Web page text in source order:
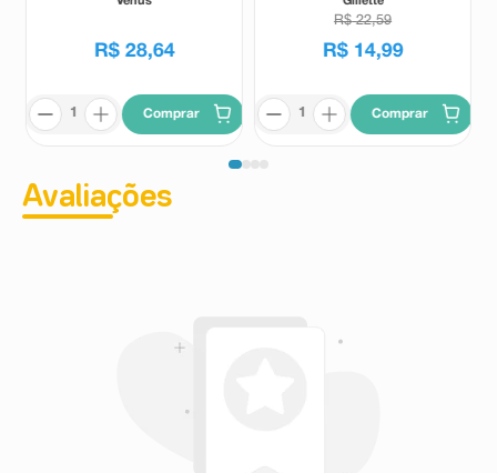
R$ 28,64
Comprar
R$ 22,59
R$ 14,99
Comprar
Avaliações